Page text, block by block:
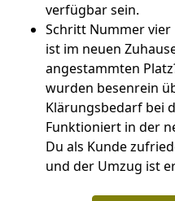
verfügbar sein.
Schritt Nummer vier
ist im neuen
angestammten
wurden besenrein
Klärungsbedarf bei
Funktioniert in der
Du als Kunde
und der Umzug ist